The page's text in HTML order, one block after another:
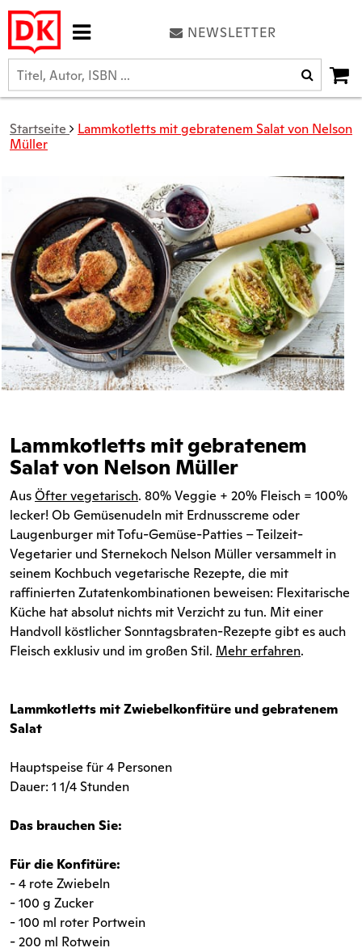
NEWSLETTER
Startseite
Lammkotletts mit gebratenem Salat von Nelson
Müller
Lammkotletts mit gebratenem
Salat von Nelson Müller
AusÖfter vegetarisch. 80% Veggie + 20% Fleisch = 100%
lecker! Ob Gemüsenudeln mit Erdnusscreme oder
Laugenburger mit Tofu-Gemüse-Patties – Teilzeit-
Vegetarier und Sternekoch Nelson Müller versammelt in
seinem Kochbuch vegetarische Rezepte, die mit
raffinierten Zutatenkombinationen beweisen: Flexitarische
Küche hat absolut nichts mit Verzicht zu tun. Mit einer
Handvoll köstlicher Sonntagsbraten-Rezepte gibt es auch
Fleisch exklusiv und im großen Stil. Mehr erfahren.
Lammkotletts mit Zwiebelkonfitüre und gebratenem
Salat
Hauptspeise für 4 Personen
Dauer: 1 1/4 Stunden
Das brauchen Sie:
Für die Konfitüre:
- 4 rote Zwiebeln
- 100 g Zucker
- 100 ml roter Portwein
- 200 ml Rotwein